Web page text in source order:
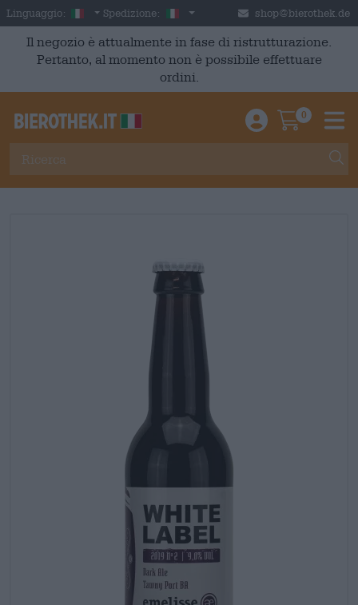
Skip to main content
Linguaggio: Italian
Spedizione: Italia shop@bierothek.de
Il negozio è attualmente in fase di ristrutturazione.
Pertanto, al momento non è possibile effettuare
ordini.
Einloggen /
0